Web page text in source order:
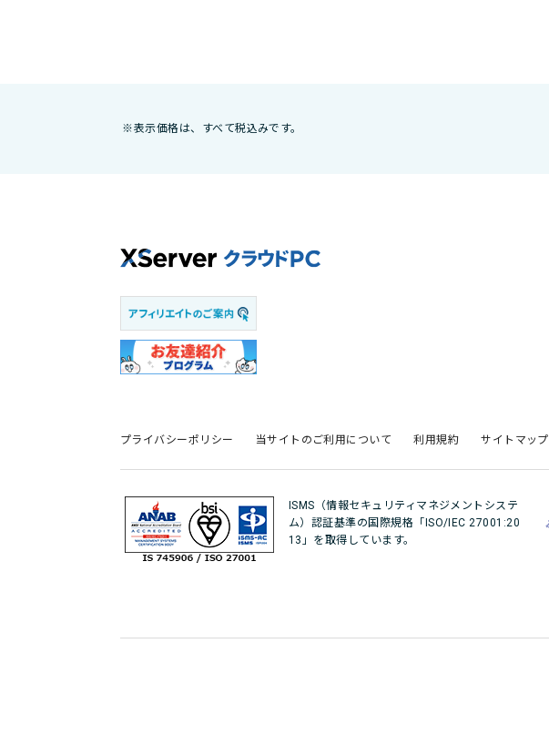
※表示価格は、すべて税込みです。
プライバシーポリシー 当サイトのご利用について 利用規約 サイトマップ
ISMS（情報セキュリティマネジメントシステ
ム）認証基準の国際規格「ISO/IEC 27001:20
13」を取得しています。